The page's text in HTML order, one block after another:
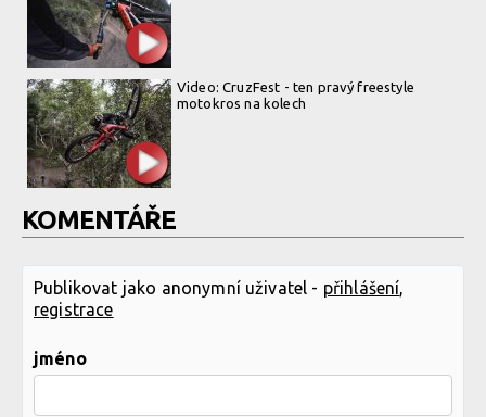
Video: CruzFest - ten pravý freestyle
motokros na kolech
KOMENTÁŘE
Publikovat jako anonymní uživatel - přihlášení
registrace
jméno